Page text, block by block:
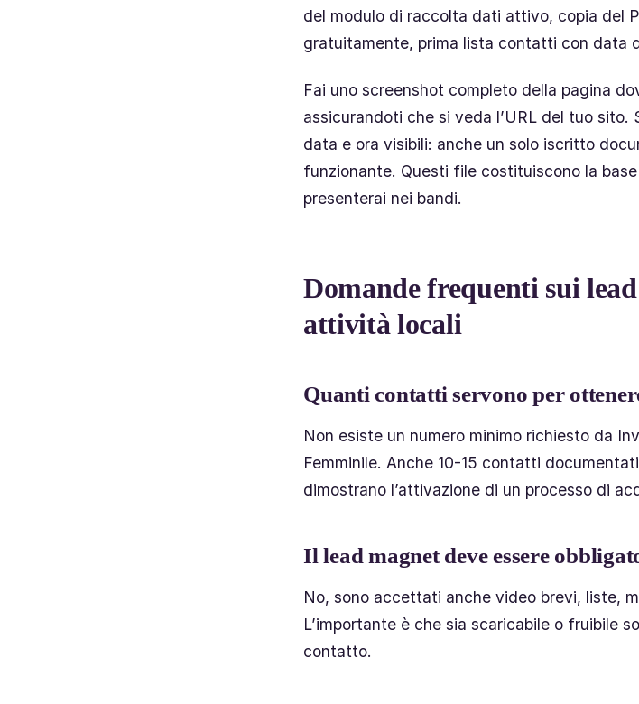
del modulo di raccolta dati attivo, copia del
gratuitamente, prima lista contatti con data
Fai uno screenshot completo della pagina
assicurandoti che si veda l’URL del tuo
data e ora visibili: anche un solo iscritto
funzionante. Questi file costituiscono la
presenterai nei bandi.
Domande frequenti sui
attività locali
Quanti contatti servono per
Non esiste un numero minimo richiesto da
Femminile. Anche 10-15 contatti
dimostrano l’attivazione di un processo di
Il lead magnet deve essere
No, sono accettati anche video brevi, liste,
L’importante è che sia scaricabile o fruibile
contatto.